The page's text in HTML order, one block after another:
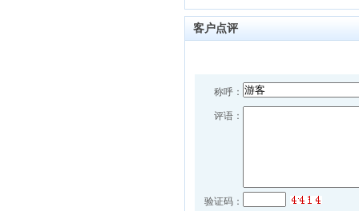
客户点评
称呼：
评语：
验证码：